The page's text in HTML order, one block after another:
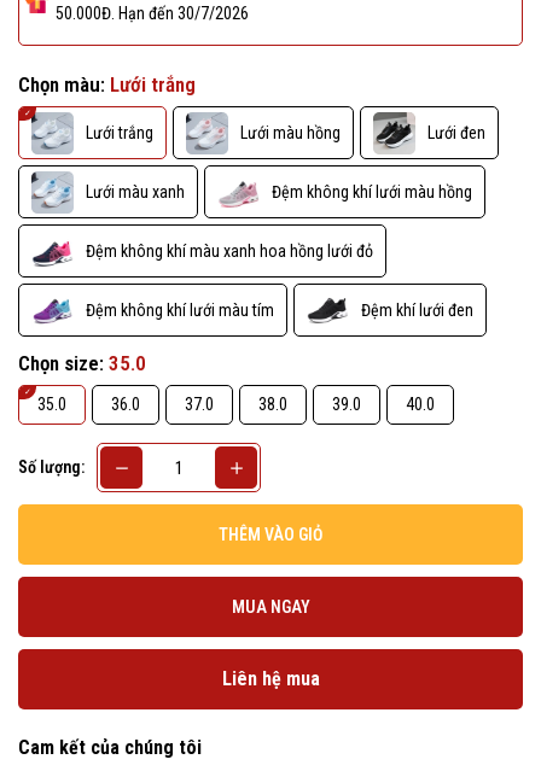
50.000Đ. Hạn đến 30/7/2026
Chọn màu: Lưới trắng
Lưới trắng Lưới màu hồng Lưới đen
Lưới màu xanh Đệm không khí lưới màu hồng
Đệm không khí màu xanh hoa hồng lưới đỏ
Đệm không khí lưới màu tím Đệm khí lưới đen
Chọn size: 35.0
35.0 36.0 37.0 38.0 39.0 40.0
Số lượng:
THÊM VÀO GIỎ
MUA NGAY
Liên hệ mua
Cam kết của chúng tôi